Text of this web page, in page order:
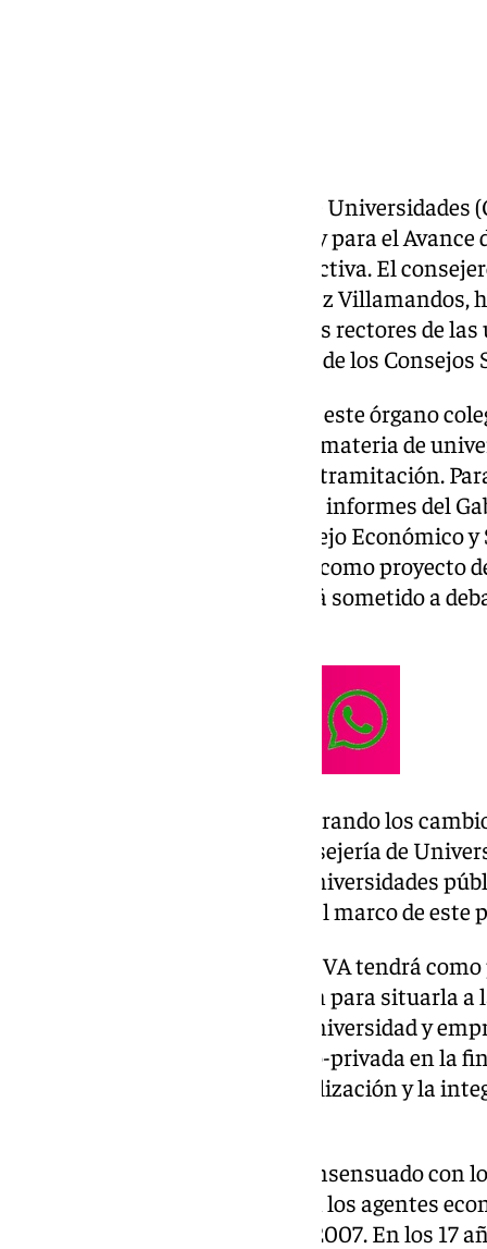
El Pleno del Consejo Andaluz de
favorable al anteproyecto de Ley para el
Innovación de Andalucía, Ley Activa. El
, José Carlos Gómez
que también han participado los rectores de
andaluzas y los representantes de los
Una vez obtenido el refrendo de este órgano
y asesoramiento de la Junta en materia de
Activa proseguirá ahora con su tramitación.
Universidad deberá solicitar los informes del
de carácter preceptivo del Consejo Económico y
Consultivo para su visto bueno como proyecto
Parlamento andaluz, donde será sometido a
La nueva normativa irá incorporando los
informes y sobre los que la Consejería de
trasladar a los rectores de las universidades
encuentros que se celebren en el marco de este
El documento sobre la Ley ACTIVA tendrá
la excelencia de la investigación para situarla
y fomentar la conexión entre universidad y
facilitar la colaboración público-privada en la
como favorecer la internacionalización y la
El anteproyecto, que ha sido consensuado
andaluz del conocimiento y con los agentes
actual marco legal que data de 2007. En los 17